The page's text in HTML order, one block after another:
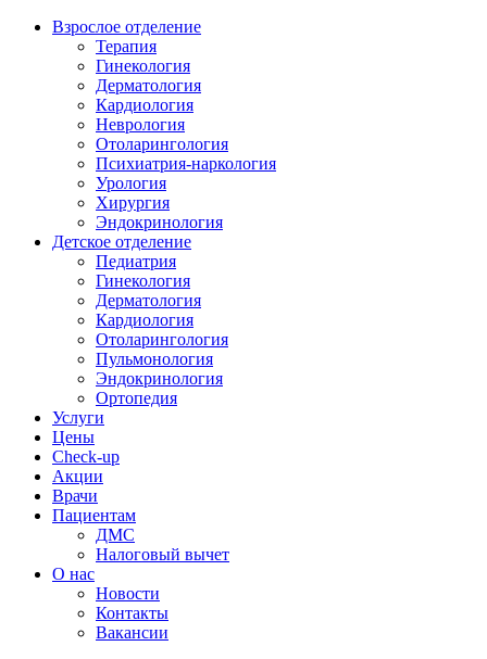
Взрослое отделение
Терапия
Гинекология
Дерматология
Кардиология
Неврология
Отоларингология
Психиатрия-наркология
Урология
Хирургия
Эндокринология
Детское отделение
Педиатрия
Гинекология
Дерматология
Кардиология
Отоларингология
Пульмонология
Эндокринология
Ортопедия
Услуги
Цены
Check-up
Акции
Врачи
Пациентам
ДМС
Налоговый вычет
О нас
Новости
Контакты
Вакансии